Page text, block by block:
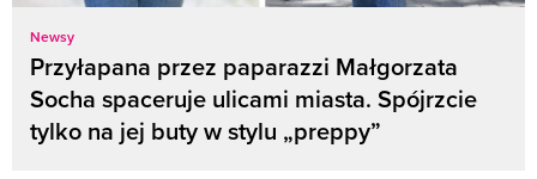
Newsy
Przyłapana przez paparazzi Małgorzata
Socha spaceruje ulicami miasta. Spójrzcie
tylko na jej buty w stylu „preppy”